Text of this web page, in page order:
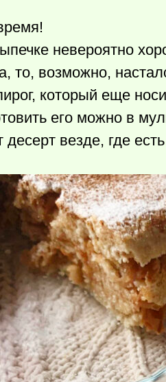
невероятно
то, возможно,
который еще
его можно в
десерт везде, где